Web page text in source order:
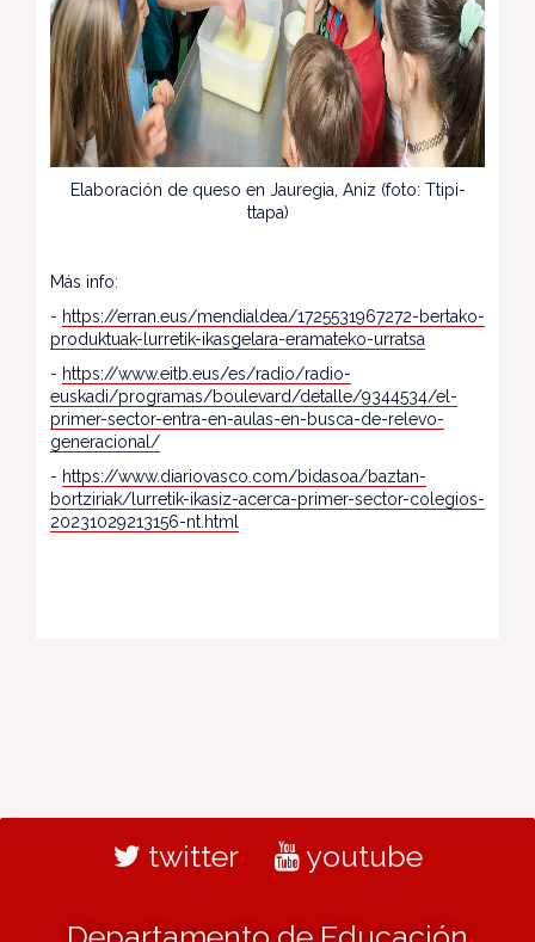
Elaboración de queso en Jauregia, Aniz (foto: Ttipi-
ttapa)
Más info:
- https://erran.eus/mendialdea/1725531967272-bertako-
produktuak-lurretik-ikasgelara-eramateko-urratsa
- https://www.eitb.eus/es/radio/radio-
euskadi/programas/boulevard/detalle/9344534/el-
primer-sector-entra-en-aulas-en-busca-de-relevo-
generacional/
- https://www.diariovasco.com/bidasoa/baztan-
bortziriak/lurretik-ikasiz-acerca-primer-sector-colegios-
20231029213156-nt.html
twitter youtube